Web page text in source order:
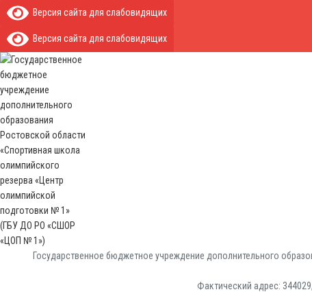
Версия сайта для слабовидящих
Версия сайта для слабовидящих
Государственное бюджетное учреждение дополнительного
Фактический адрес: